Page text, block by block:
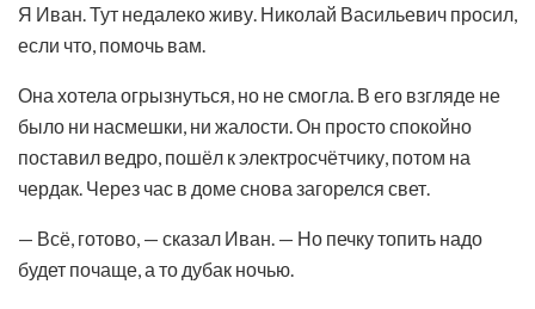
Я Иван. Тут недалеко живу. Николай Васильевич просил,
если что, помочь вам.
Она хотела огрызнуться, но не смогла. В его взгляде не
было ни насмешки, ни жалости. Он просто спокойно
поставил ведро, пошёл к электросчётчику, потом на
чердак. Через час в доме снова загорелся свет.
— Всё, готово, — сказал Иван. — Но печку топить надо
будет почаще, а то дубак ночью.